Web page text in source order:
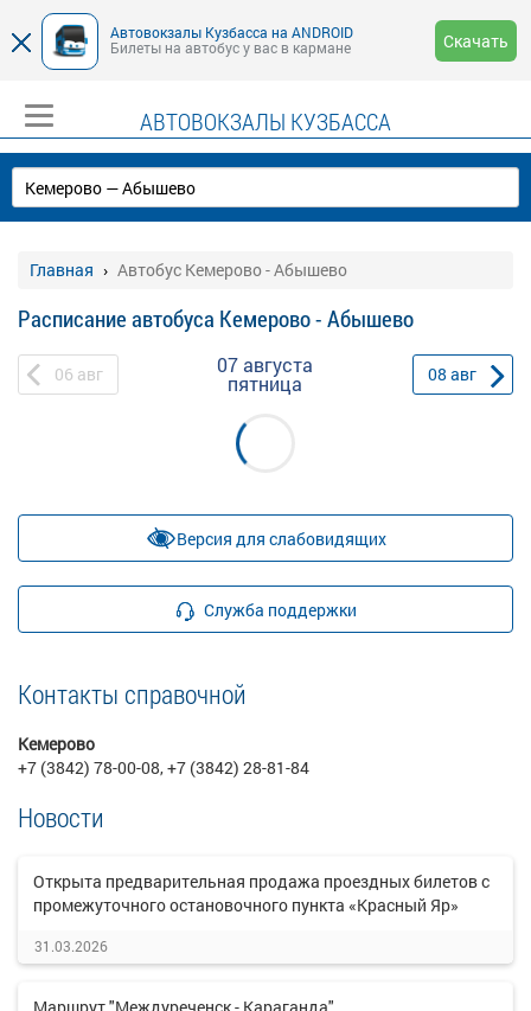
Автовокзалы Кузбасса на ANDROID
Билеты на автобус у вас в кармане
Скачать
АВТОВОКЗАЛЫ КУЗБАССА
Главная Автобус Кемерово - Абышево
Расписание автобуса Кемерово - Абышево
06 авг 07 августа
пятница 08 авг
Версия для слабовидящих
Служба поддержки
Контакты справочной
Кемерово
+7 (3842) 78-00-08, +7 (3842) 28-81-84
Новости
Открыта предварительная продажа проездных билетов с
промежуточного остановочного пункта «Красный Яр»
31.03.2026